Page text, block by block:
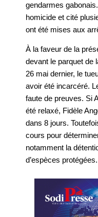
gendarmes
homicide et cité
ont été mises aux
À la faveur de la
devant le parquet de
26 mai dernier, le
avoir été incarcéré.
faute de preuves. Si
été relaxé, Fidèle
dans 8 jours.
cours pour
notamment la
d’espèces protégées.